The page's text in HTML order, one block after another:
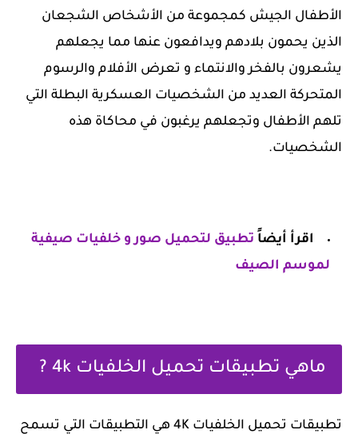
الأطفال الجيش كمجموعة من الأشخاص الشجعان
الذين يحمون بلادهم ويدافعون عنها مما يجعلهم
يشعرون بالفخر والانتماء و تعرض الأفلام والرسوم
المتحركة العديد من الشخصيات العسكرية البطلة التي
تلهم الأطفال وتجعلهم يرغبون في محاكاة هذه
الشخصيات.
اقرأ أيضاً تطبيق لتحميل صور و خلفيات صيفية
لموسم الصيف
ماهي تطبيقات تحميل الخلفيات 4k ?
تطبيقات تحميل الخلفيات 4K هي التطبيقات التي تسمح